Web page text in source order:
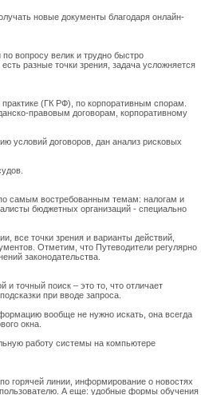
новые документы благодаря онлайн-
вопросу велик и трудно быстро
разные точки зрения, задача усложняется
(ГК РФ), по корпоративным спорам.
правовым договорам, корпоративному
условий договоров, дан анализ рисковых
самым востребованным темам: налогам и
бюджетных организаций - специально
все точки зрения и варианты действий,
Отметим, что Путеводители регулярно
законодательства.
точный поиск – это то, что отличает
при вводе запроса.
вообще не нужно искать, она всегда
окна.
работу системы на компьютере
горячей линии, информирование о новостях
пользователю. А еще: удобные формы обучения